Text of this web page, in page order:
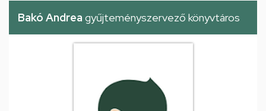
Bakó Andrea gyűjteményszervező könyvtáros